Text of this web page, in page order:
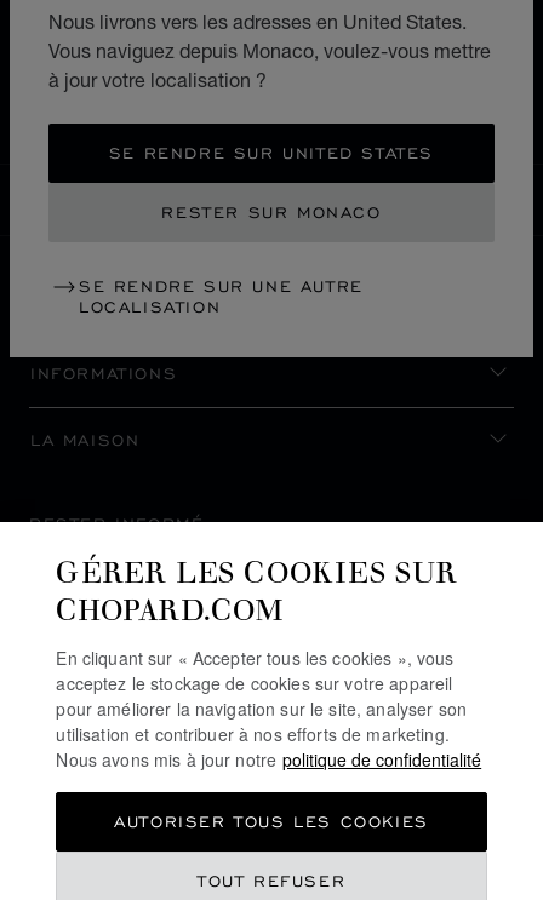
Nous livrons vers les adresses en United States.
Vous naviguez depuis Monaco, voulez-vous mettre
à jour votre localisation ?
SE RENDRE SUR UNITED STATES
RESTER SUR MONACO
SE RENDRE SUR UNE AUTRE
LOCALISATION
ACCUEIL LOCALISER UNE BOUTIQUE
TOUTES LES BOUTIQUES
LOCALISATION (CHANGER DE PAYS)
CHANGER DE PAYS
NOUS CONTACTER
INFORMATIONS
LA MAISON
RESTER INFORMÉ
S’INSCRIRE À LA NEWSLETTER
POLITIQUE DES COOKIES
GÉRER LES COOKIES SUR
CHOPARD.COM
En cliquant sur « Accepter tous les cookies », vous
acceptez le stockage de cookies sur votre appareil
pour améliorer la navigation sur le site, analyser son
utilisation et contribuer à nos efforts de marketing.
Nous avons mis à jour notre politique de confidentialité
TOUT REFUSER
AUTORISER TOUS LES COOKIES